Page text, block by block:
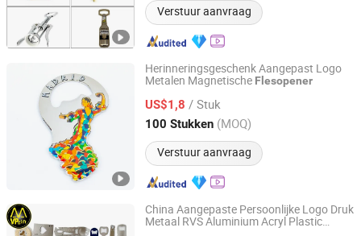
Verstuur aanvraag
Herinneringsgeschenk Aangepast Logo
Metalen Magnetische Flesopener
US$1,8 / Stuk
100 Stukken (MOQ)
Verstuur aanvraag
Golden One (Jiangmen) Gifts Co., Limited
Guangdong, China Sinds 2010
China Aangepaste Persoonlijke Logo Druk
Metaal RVS Aluminium Acryl Plastic
MVP GIFT CO., LTD.